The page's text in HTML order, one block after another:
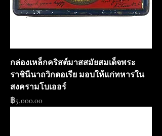
กล่องเหล็กคริสต์มาสสมัยสมเด็จพระ
ราชินีนาถวิกตอเรีย มอบให้แก่ทหารใน
สงครามโบเออร์
ราคา
฿5,000.00